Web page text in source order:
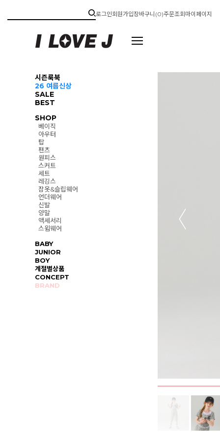
로그인회원가입장바구니(0)주문조회마이페이지
시즌룩북
26 여름신상
SALE
BEST
SHOP
베이직
아우터
탑
팬츠
원피스
스커트
세트
레깅스
잠옷&슬립웨어
언더웨어
신발
양말
액세서리
스윔웨어
BABY
JUNIOR
BOY
계절별상품
CONCEPT
BRAND